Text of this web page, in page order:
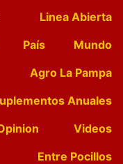
Linea Abierta
País
Mundo
Agro La Pampa
Anuales
Videos
Entre Pocillos